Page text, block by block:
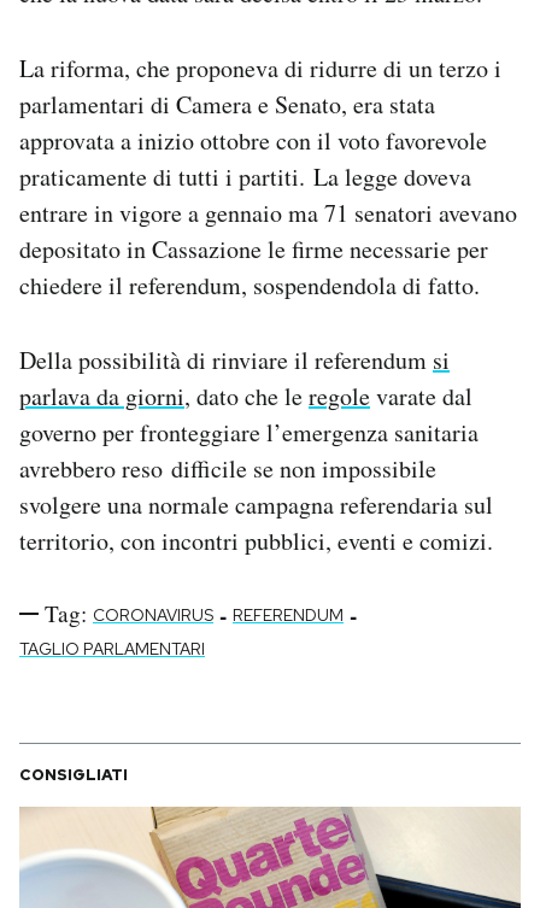
Newsletter
Hai bisogno di aiuto?
Esci
La riforma, che proponeva di ridurre di un terzo i
parlamentari di Camera e Senato, era stata
approvata a inizio ottobre con il voto favorevole
praticamente di tutti i partiti. La legge doveva
entrare in vigore a gennaio ma 71 senatori avevano
depositato in Cassazione le firme necessarie per
chiedere il referendum, sospendendola di fatto.
Della possibilità di rinviare il referendum si
parlava da giorni, dato che leregolevarate dal
governo per fronteggiare l’emergenza sanitaria
avrebbero reso difficile se non impossibile
svolgere una normale campagna referendaria sul
territorio, con incontri pubblici, eventi e comizi.
Tag: CORONAVIRUS - REFERENDUM -
TAGLIO PARLAMENTARI
CONSIGLIATI